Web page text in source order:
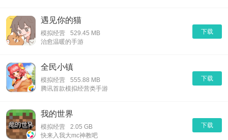
下载
遇见你的猫
模拟经营
529.45 MB
治愈温暖的手游
下载
全民小镇
模拟经营
555.88 MB
腾讯首款模拟经营类手游
下载
我的世界
模拟经营
2.05 GB
快来入我大mc神教吧